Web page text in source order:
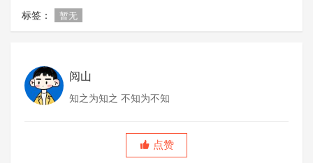
标签： 暂无
阅山
知之为知之 不知为不知
点赞